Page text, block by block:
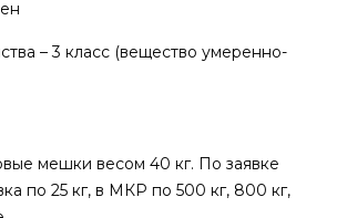
– 3 класс (вещество умеренно-
мешки весом 40 кг. По заявке
по 25 кг, в МКР по 500 кг, 800 кг,